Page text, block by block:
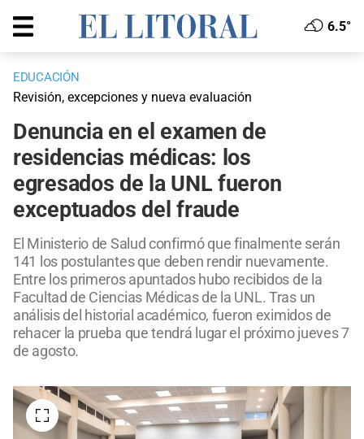
6.5°
EDUCACIÓN
Revisión, excepciones y nueva evaluación
Denuncia en el examen de
residencias médicas: los
egresados de la UNL fueron
exceptuados del fraude
El Ministerio de Salud confirmó que finalmente serán
141 los postulantes que deben rendir nuevamente.
Entre los primeros apuntados hubo recibidos de la
Facultad de Ciencias Médicas de la UNL. Tras un
análisis del historial académico, fueron eximidos de
rehacer la prueba que tendrá lugar el próximo jueves 7
de agosto.